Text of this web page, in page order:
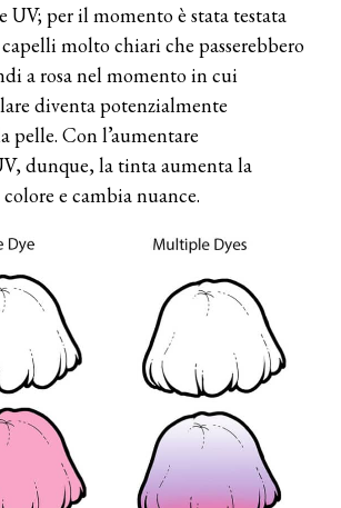
UV; per il momento è stata testata
molto chiari che passerebbero
a rosa nel momento in cui
diventa potenzialmente
pelle. Con l’aumentare
dunque, la tinta aumenta la
e cambia nuance.
BOLOGNA